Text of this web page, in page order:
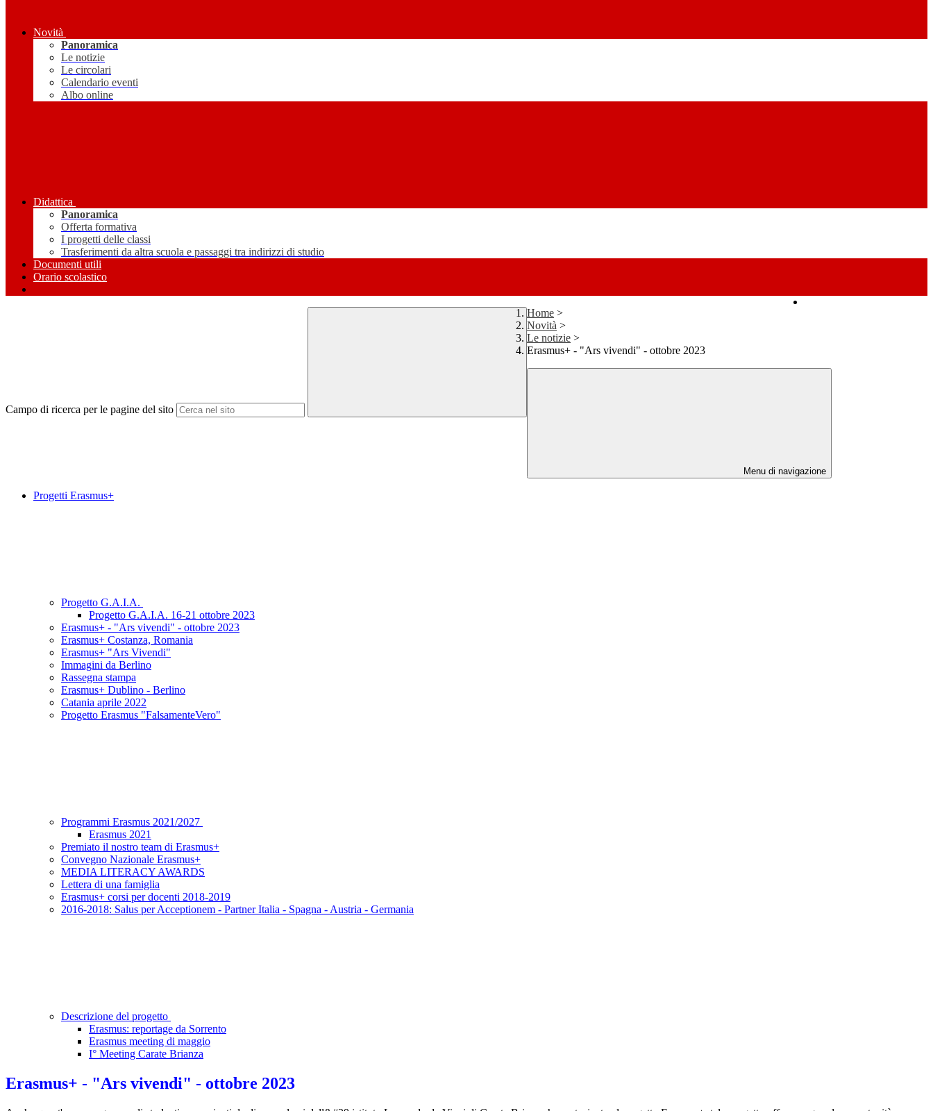
Novità
Panoramica
Le notizie
Le circolari
Calendario eventi
Albo online
Didattica
Panoramica
Offerta formativa
I progetti delle classi
Trasferimenti da altra scuola e passaggi tra indirizzi di studio
Documenti utili
Orario scolastico
Campo di ricerca per le pagine del sito
Home >
Novità >
Le notizie >
Erasmus+ - "Ars vivendi" - ottobre 2023
Menu di navigazione
Progetti Erasmus+
Progetto G.A.I.A.
Progetto G.A.I.A. 16-21 ottobre 2023
Erasmus+ - "Ars vivendi" - ottobre 2023
Erasmus+ Costanza, Romania
Erasmus+ "Ars Vivendi"
Immagini da Berlino
Rassegna stampa
Erasmus+ Dublino - Berlino
Catania aprile 2022
Progetto Erasmus "FalsamenteVero"
Programmi Erasmus 2021/2027
Erasmus 2021
Premiato il nostro team di Erasmus+
Convegno Nazionale Erasmus+
MEDIA LITERACY AWARDS
Lettera di una famiglia
Erasmus+ corsi per docenti 2018-2019
2016-2018: Salus per Acceptionem - Partner Italia - Spagna - Austria - Germania
Descrizione del progetto
Erasmus: reportage da Sorrento
Erasmus meeting di maggio
I° Meeting Carate Brianza
Erasmus+ - "Ars vivendi" - ottobre 2023